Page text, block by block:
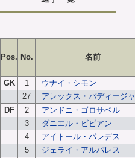
Pos. No. 名前
GK
1 ウナイ・シモン
27 アレックス・パディージャ
DF 2 アンドニ・ゴロサベル
3 ダニエル・ビビアン
4 アイトール・パレデス
5 ジェライ・アルバレス